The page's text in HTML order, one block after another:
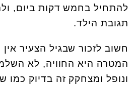
להתחיל בחמש דקות ביום,
תגובת הילד.
חשוב לזכור שבגיל הצעיר
המטרה היא החוויה, לא
ונופל ומצחקק זה בדיוק כמו